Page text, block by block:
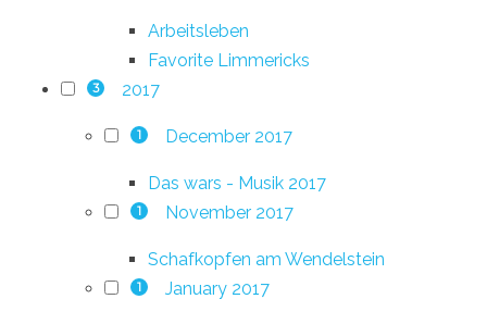
Arbeitsleben
Favorite Limmericks
3 2017
1 December 2017
Das wars - Musik 2017
1 November 2017
Schafkopfen am Wendelstein
1 January 2017